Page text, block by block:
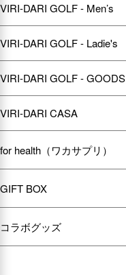
VIRI-DARI GOLF - Men’s
VIRI-DARI GOLF - Ladie's
VIRI-DARI GOLF - GOODS
VIRI-DARI CASA
for health（ワカサプリ）
GIFT BOX
コラボグッズ